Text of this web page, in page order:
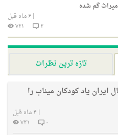
میراث گم شده
|۶ ماه قبل
۲
۷۲۱
تازه ترین نظرات
ایران یاد کودکان میناب را
| ۴ ماه قبل
۰
۷۳۱